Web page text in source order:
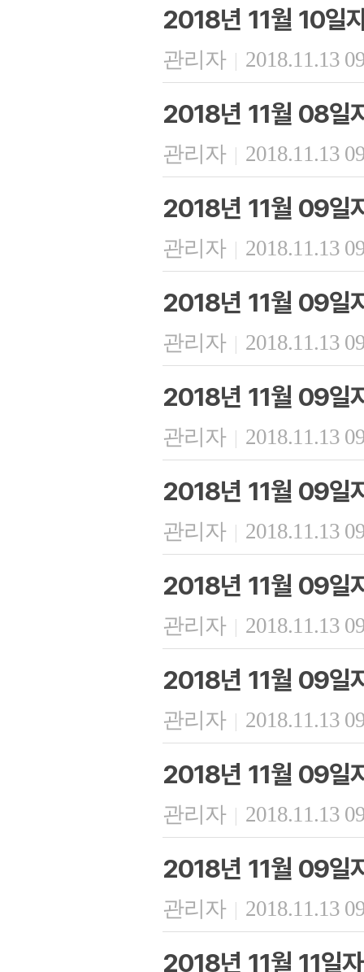
2018년 11월 10일
관리자 | 2018.11.13
2018년 11월 08일
관리자 | 2018.11.13
2018년 11월 09일
관리자 | 2018.11.13
2018년 11월 09일
관리자 | 2018.11.13
2018년 11월 09일
관리자 | 2018.11.13
2018년 11월 09일
관리자 | 2018.11.13
2018년 11월 09일
관리자 | 2018.11.13
2018년 11월 09일
관리자 | 2018.11.13
2018년 11월 09일
관리자 | 2018.11.13
2018년 11월 09일
관리자 | 2018.11.13
2018년 11월 11일